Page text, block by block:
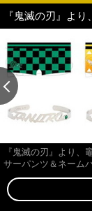
『鬼滅の刃』より、
サーパンツ＆ネーム